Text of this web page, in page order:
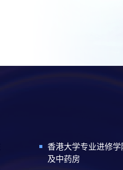
香港大学专业进修
及中药房